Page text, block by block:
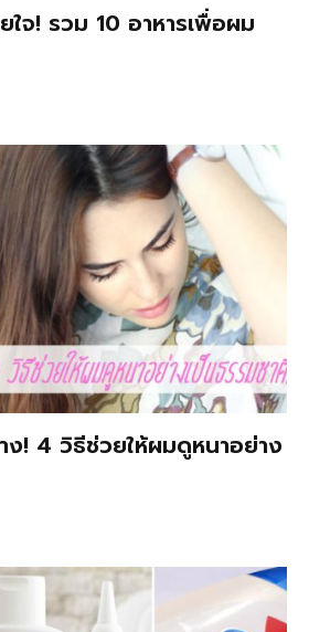
จ! รวม 10 อาหารเพื่อผม
ง! 4 วิธีช่วยให้ผมดูหนาอย่าง